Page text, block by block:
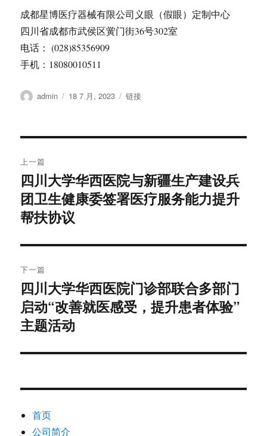
成都星博医疗器械有限公司义眼（假眼）定制中心
四川省成都市武侯区黉门街36号302室
电话： (028)85356909
手机：18080010511
作
admin
发
18 7 月, 2023
格
链接
章
导
航
上一篇
上
篇
文
章：
四川大学华西医院与新疆生产建设兵
团卫生健康委签署医疗服务能力提升
帮扶协议
下一篇
下
篇
文
四川大学华西医院门诊部联合多部门
启动“改善就医感受，提升患者体验”
主题活动
首页
公司简介